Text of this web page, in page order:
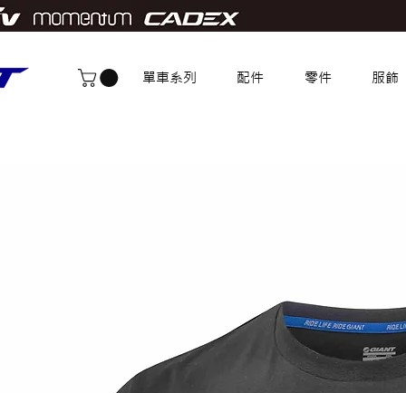
單車系列 配件 零件 服飾